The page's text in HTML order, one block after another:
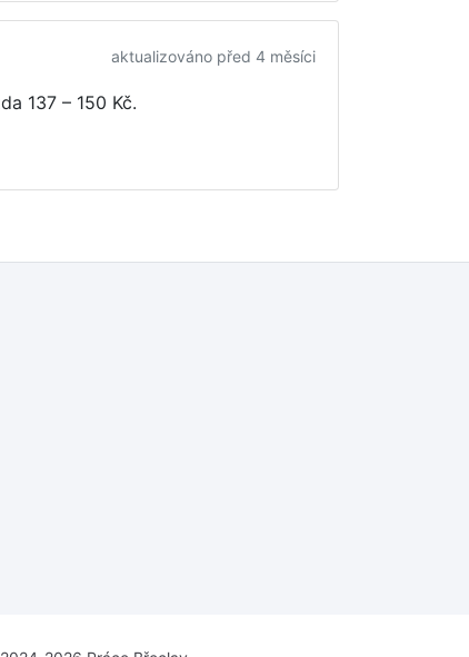
aktualizováno před 4 měsíci
137 – 150 Kč.